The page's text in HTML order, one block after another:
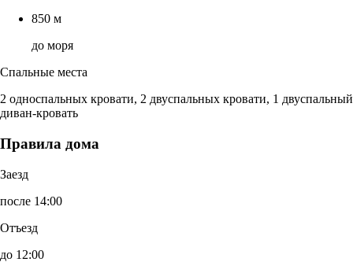
850 м
до моря
Спальные места
2 односпальных кровати, 2 двуспальных кровати, 1 двуспальный
диван-кровать
Правила дома
Заезд
после 14:00
Отъезд
до 12:00